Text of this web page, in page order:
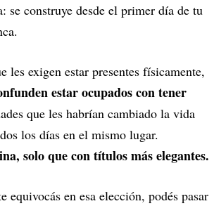
se construye desde el primer día de tu
les exigen estar presentes físicamente,
estar ocupados con tener
que les habrían cambiado la vida
los días en el mismo lugar.
solo que con títulos más elegantes.
equivocás en esa elección, podés pasar